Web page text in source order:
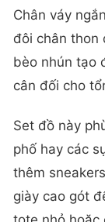
Chân váy
đôi chân thon
bèo nhún tạo
cân đối cho
Set đồ này
phố hay các
thêm
giày cao gót